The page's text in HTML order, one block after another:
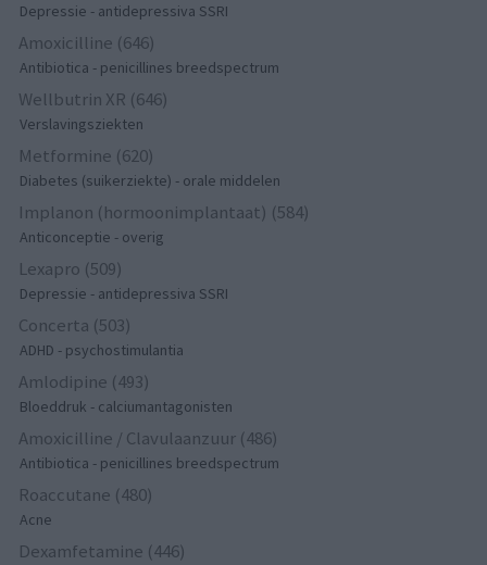
Depressie - antidepressiva SSRI
Amoxicilline (646)
Antibiotica - penicillines breedspectrum
Wellbutrin XR (646)
Verslavingsziekten
Metformine (620)
Diabetes (suikerziekte) - orale middelen
Implanon (hormoonimplantaat) (584)
Anticonceptie - overig
Lexapro (509)
Depressie - antidepressiva SSRI
Concerta (503)
ADHD - psychostimulantia
Amlodipine (493)
Bloeddruk - calciumantagonisten
Amoxicilline / Clavulaanzuur (486)
Antibiotica - penicillines breedspectrum
Roaccutane (480)
Acne
Dexamfetamine (446)